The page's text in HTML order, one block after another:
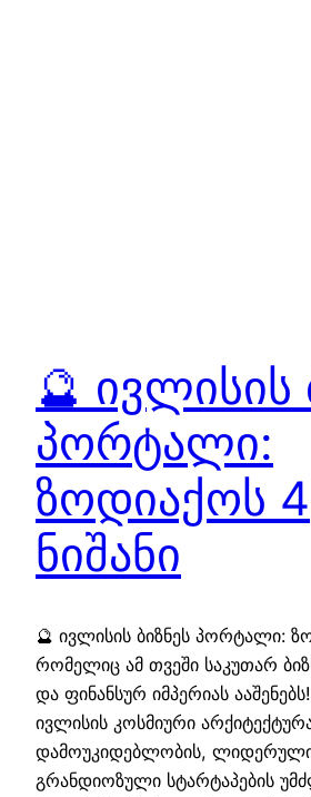
🔮 ივლისის
პორტალი:
ზოდიაქოს 4
ნიშანი
🔮 ივლისის ბიზნეს პორტალი:
რომელიც ამ თვეში საკუთარ
და ფინანსურ იმპერიას
ივლისის კოსმიური
დამოუკიდებლობის, ლიდერული
გრანდიოზული სტარტაპების